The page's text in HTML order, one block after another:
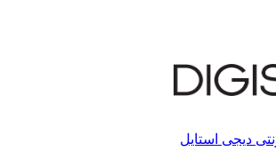
دیجی استایل